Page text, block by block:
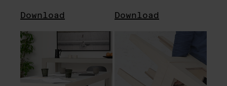
Download Download